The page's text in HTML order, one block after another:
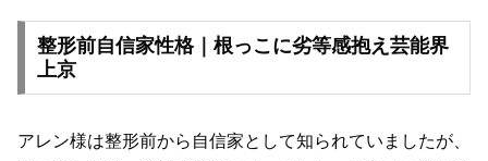
整形前自信家性格｜根っこに劣等感抱え芸能界
上京
アレン様は整形前から自信家として知られていましたが、